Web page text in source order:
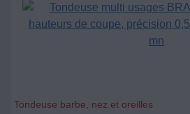
Tondeuse barbe, nez et oreilles